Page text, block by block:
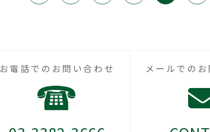
お電話でのお問い合わせ メールでの